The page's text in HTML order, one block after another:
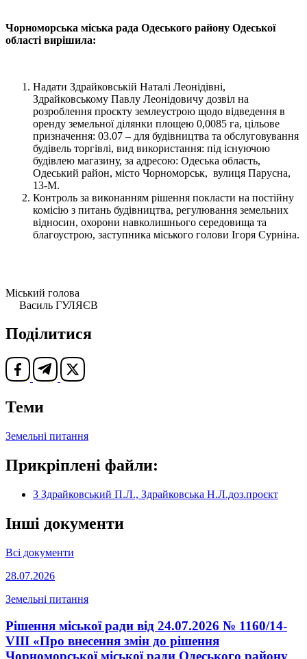
Чорноморська міська рада Одеського району Одеської
області вирішила:
Надати Здрайковській Наталі Леонідівні,
Здрайковському Павлу Леонідовичу дозвіл на
розроблення проєкту землеустрою щодо відведення в
оренду земельної ділянки площею 0,0085 га, цільове
призначення: 03.07 – для будівництва та обслуговування
будівель торгівлі, вид використання: під існуючою
будівлею магазину, за адресою: Одеська область,
Одеський район, місто Чорноморськ, вулиця Парусна,
13-М.
Контроль за виконанням рішення покласти на постійну
комісію з питань будівництва, регулювання земельних
відносин, охорони навколишнього середовища та
благоустрою, заступника міського голови Ігоря Сурніна.
Міський голова
Василь ГУЛЯЄВ
Поділитися
Теми
Земельні питання
Прикріплені файли:
3 Здрайковський П.Л., Здрайковська Н.Л.доз.проєкт
Інші документи
Всі документи
28.07.2026
Земельні питання
Рішення міської ради від 24.07.2026 № 1160/14-
VIII «Про внесення змін до рішення
Чорноморської міської ради Одеського району